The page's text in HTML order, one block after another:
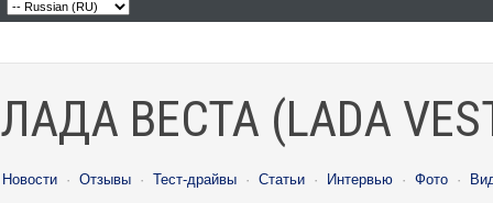
ЛАДА ВЕСТА (LADA
Новости · Отзывы · Тест-драйвы · Статьи · Интервью · Фото ·